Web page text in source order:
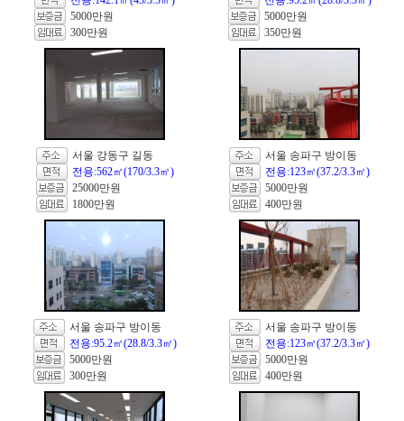
5000만원
300만원
5000만원
350만원
서울 강동구 길동
전용:562㎡(170/3.3㎡)
25000만원
1800만원
서울 송파구 방이동
전용:123㎡(37.2/3.3㎡)
5000만원
400만원
서울 송파구 방이동
전용:95.2㎡(28.8/3.3㎡)
5000만원
300만원
서울 송파구 방이동
전용:123㎡(37.2/3.3㎡)
5000만원
400만원